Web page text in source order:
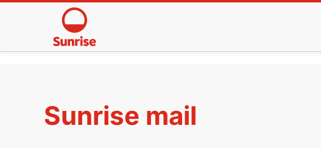
Sunrise mail